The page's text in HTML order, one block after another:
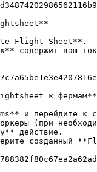
Flight Sheet**.
содержит ваш
к фермам**
и перейдите к
(при
действие.
созданный